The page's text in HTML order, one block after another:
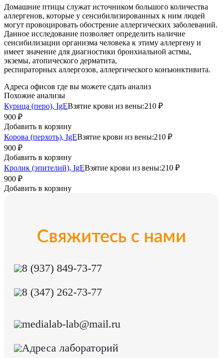
Домашние птицы служат источником большого количества
аллергенов, которые у сенсибилизированных к ним людей
могут провоцировать обострение аллергических заболеваний.
Данное исследование позволяет определить наличие
сенсибилизации организма человека к этиму аллергену и
имеет значение для диагностики бронхиальной астмы,
экземы, атопического дерматита,
респираторных аллергозов, аллергического конъюнктивита.
Адреса офисов где вы можете сдать анализ
Похожие анализы
Курица (перо), IgEВзятие крови из вены:210 ₽
900 ₽
Добавить в корзину
Корова (перхоть), IgEВзятие крови из вены:210 ₽
900 ₽
Добавить в корзину
Кролик (эпителий), IgEВзятие крови из вены:210 ₽
900 ₽
Добавить в корзину
Свяжитесь с нами
8 (937) 849-73-77
8 (347) 262-73-77
medialab-lab@mail.ru
Адреса лабораторий